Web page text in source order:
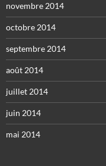
novembre 2014
octobre 2014
septembre 2014
août 2014
juillet 2014
juin 2014
mai 2014